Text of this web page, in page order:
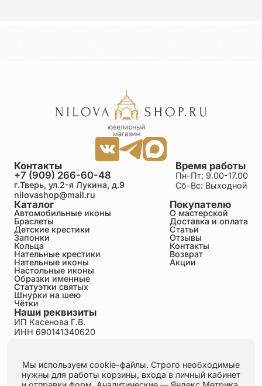
Каталог
Автомобильные иконы
Браслеты
Детские крестики
Запонки
Кольца
Нательные крестики
Нательные иконы
Настольные иконы
Образки именные
Статуэтки святых
Шнурки на шею
Чётки
Покупателю
О мастерской
Доставка и оплата
Статьи
Отзывы
Контакты
Возврат
Акции
Время работы
Пн-Пт: 9.00-17.00
Сб-Вс: Выходной
Контакты
+7 (909) 266-60-48
г.Тверь, ул.2-я Лукина, д.9
nilovashop@mail.ru
Наши реквизиты
ИП Касенова Г.В.
ИНН 690141340620
Пользовательское соглашение
Публичная оферта
Согласие на обработку персональных данных
Мы используем cookie-файлы. Строго необходимые
нужны для работы корзины, входа в личный кабинет